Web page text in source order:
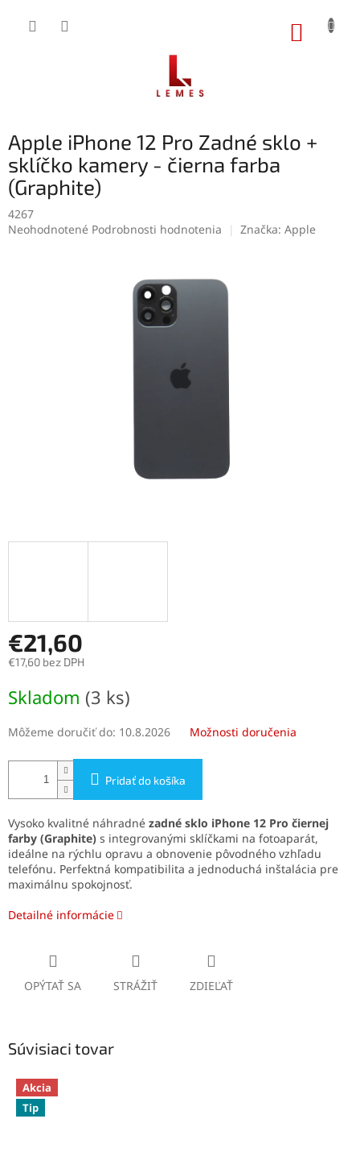
Apple iPhone 12 Pro Zadné sklo +
sklíčko kamery - čierna farba
(Graphite)
4267
Priemerné
Neohodnotené Podrobnosti hodnotenia Značka: Apple
€21,60
€17,60 bez DPH
cena:
Skladom (3 ks)
Môžeme doručiť do: 10.8.2026 Možnosti doručenia
Pridať do košíka
Vysoko kvalitné náhradné zadné sklo iPhone 12 Pro čiernej
farby (Graphite) s integrovanými sklíčkami na fotoaparát,
ideálne na rýchlu opravu a obnovenie pôvodného vzhľadu
telefónu. Perfektná kompatibilita a jednoduchá inštalácia pre
maximálnu spokojnosť.
Detailné informácie
OPÝTAŤ SA STRÁŽIŤ ZDIEĽAŤ
Súvisiaci tovar
Akcia
Tip